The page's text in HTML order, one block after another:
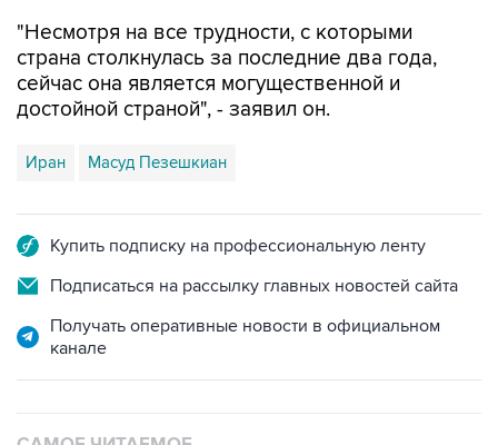
"Несмотря на все трудности, с которыми
страна столкнулась за последние два года,
сейчас она является могущественной и
достойной страной", - заявил он.
Иран Масуд Пезешкиан
Купить подписку на профессиональную ленту
Подписаться на рассылку главных новостей сайта
Получать оперативные новости в официальном
канале